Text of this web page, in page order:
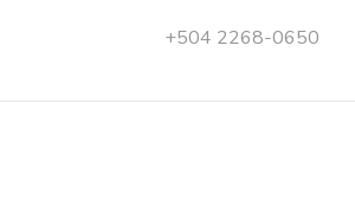
+504 2268-0650